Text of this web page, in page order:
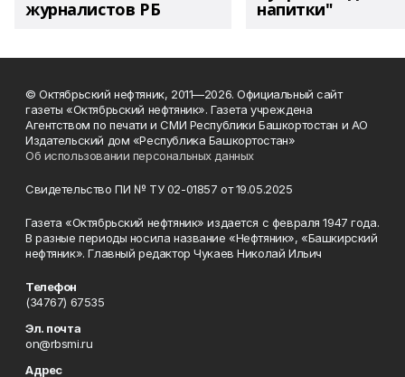
журналистов РБ напитки"
© Октябрьский нефтяник, 2011—2026. Официальный сайт
газеты «Октябрьский нефтяник». Газета учреждена
Агентством по печати и СМИ Республики Башкортостан и АО
Издательский дом «Республика Башкортостан»
Об использовании персональных данных
Свидетельство ПИ № ТУ 02-01857 от 19.05.2025
Газета «Октябрьский нефтяник» издается с февраля 1947 года.
В разные периоды носила название «Нефтяник», «Башкирский
нефтяник». Главный редактор Чукаев Николай Ильич
Телефон
(34767) 67535
Эл. почта
on@rbsmi.ru
Адрес